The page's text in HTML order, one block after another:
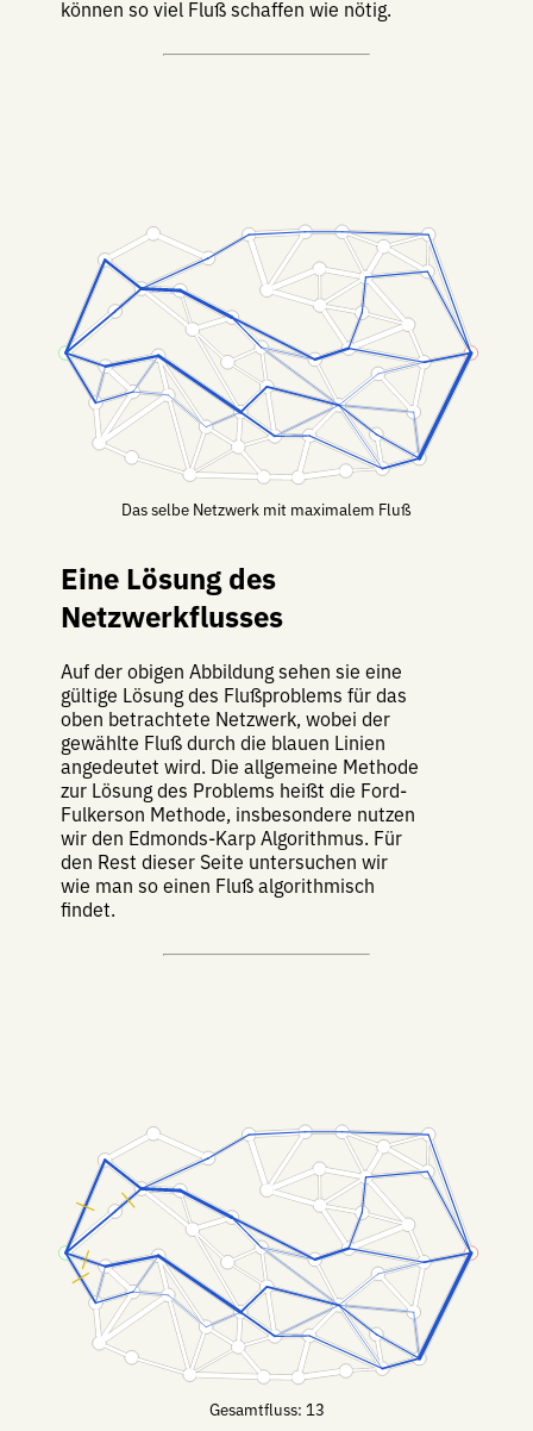
können so viel Fluß schaffen wie nötig.
Das selbe Netzwerk mit maximalem Fluß
Eine Lösung des
Netzwerkflusses
Auf der obigen Abbildung sehen sie eine
gültige Lösung des Flußproblems für das
oben betrachtete Netzwerk, wobei der
gewählte Fluß durch die blauen Linien
angedeutet wird. Die allgemeine Methode
zur Lösung des Problems heißt die Ford-
Fulkerson Methode, insbesondere nutzen
wir den Edmonds-Karp Algorithmus. Für
den Rest dieser Seite untersuchen wir
wie man so einen Fluß algorithmisch
findet.
Gesamtfluss: 13